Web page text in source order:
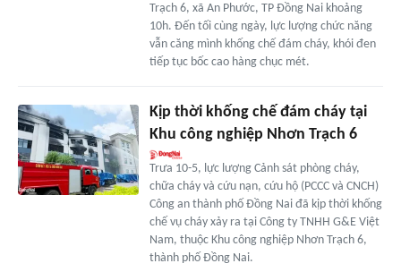
Trạch 6, xã An Phước, TP Đồng Nai khoảng
10h. Đến tối cùng ngày, lực lượng chức năng
vẫn căng mình khống chế đám cháy, khói đen
tiếp tục bốc cao hàng chục mét.
Kịp thời khống chế đám cháy tại
Khu công nghiệp Nhơn Trạch 6
Trưa 10-5, lực lượng Cảnh sát phòng cháy,
chữa cháy và cứu nạn, cứu hộ (PCCC và CNCH)
Công an thành phố Đồng Nai đã kịp thời khống
chế vụ cháy xảy ra tại Công ty TNHH G&E Việt
Nam, thuộc Khu công nghiệp Nhơn Trạch 6,
thành phố Đồng Nai.